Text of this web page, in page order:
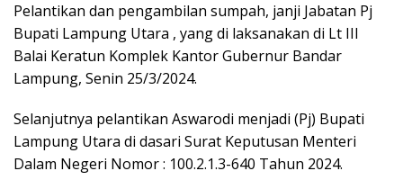
Pelantikan dan pengambilan sumpah, janji Jabatan Pj
Bupati Lampung Utara , yang di laksanakan di Lt III
Balai Keratun Komplek Kantor Gubernur Bandar
Lampung, Senin 25/3/2024.
Selanjutnya pelantikan Aswarodi menjadi (Pj) Bupati
Lampung Utara di dasari Surat Keputusan Menteri
Dalam Negeri Nomor : 100.2.1.3-640 Tahun 2024.